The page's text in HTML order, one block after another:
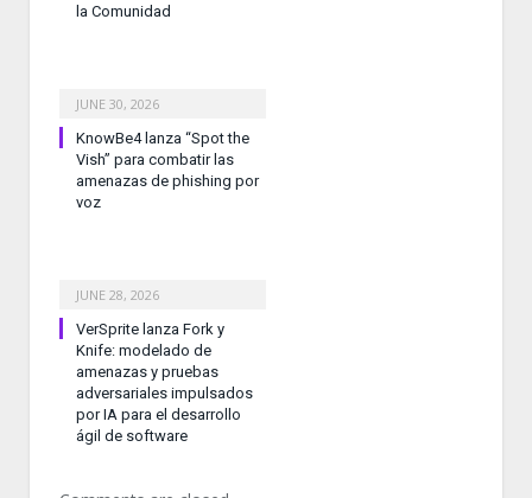
la Comunidad
JUNE 30, 2026
KnowBe4 lanza “Spot the
Vish” para combatir las
amenazas de phishing por
voz
JUNE 28, 2026
VerSprite lanza Fork y
Knife: modelado de
amenazas y pruebas
adversariales impulsados
por IA para el desarrollo
ágil de software